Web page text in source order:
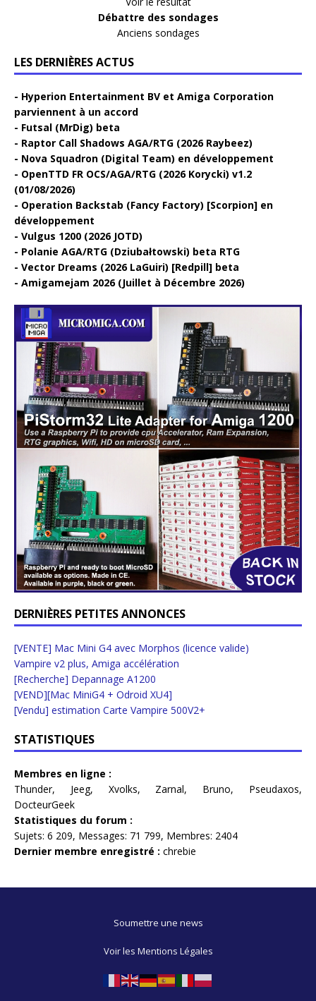
Débattre des sondages
Anciens sondages
LES DERNIÈRES ACTUS
Hyperion Entertainment BV et Amiga Corporation
parviennent à un accord
Futsal (MrDig) beta
Raptor Call Shadows AGA/RTG (2026 Raybeez)
Nova Squadron (Digital Team) en développement
OpenTTD FR OCS/AGA/RTG (2026 Korycki) v1.2
(01/08/2026)
Operation Backstab (Fancy Factory) [Scorpion] en
développement
Vulgus 1200 (2026 JOTD)
Polanie AGA/RTG (Dziubałtowski) beta RTG
Vector Dreams (2026 LaGuiri) [Redpill] beta
Amigamejam 2026 (Juillet à Décembre 2026)
DERNIÈRES PETITES ANNONCES
[VENTE] Mac Mini G4 avec Morphos (licence valide)
Vampire v2 plus, Amiga accélération
[Recherche] Depannage A1200
[VEND][Mac MiniG4 + Odroid XU4]
[Vendu] estimation Carte Vampire 500V2+
STATISTIQUES
Membres en ligne :
Thunder, Jeeg, Xvolks, Zarnal, Bruno, Pseudaxos,
DocteurGeek
Statistiques du forum :
Sujets: 6 209, Messages: 71 799, Membres: 2404
Dernier membre enregistré : chrebie
Soumettre une news
Voir les Mentions Légales